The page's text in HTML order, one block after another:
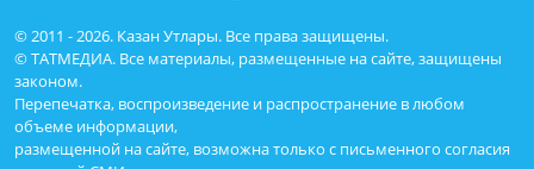
© 2011 - 2026. Казан Утлары. Все права защищены.
© ТАТМЕДИА. Все материалы, размещенные на сайте, защищены
законом.
Перепечатка, воспроизведение и распространение в любом
объеме информации,
размещенной на сайте, возможна только с письменного согласия